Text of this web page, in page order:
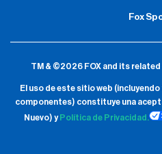
Fox
TM & ©2026 FOX and its
El uso de este sitio web
componentes) constituye una
Nuevo) y Política de Privacidad.